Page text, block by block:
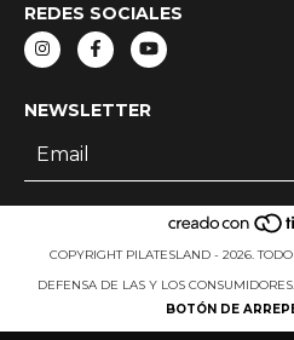
REDES SOCIALES
NEWSLETTER
COPYRIGHT PILATESLAND - 2026.
DEFENSA DE LAS Y LOS
BOTÓN DE